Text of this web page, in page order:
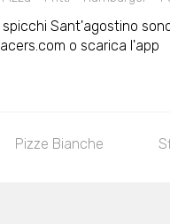
Sant'agostino
o scarica l'app
Pizze Bianche